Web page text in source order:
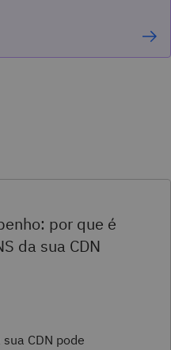
por que é
da sua CDN
CDN pode